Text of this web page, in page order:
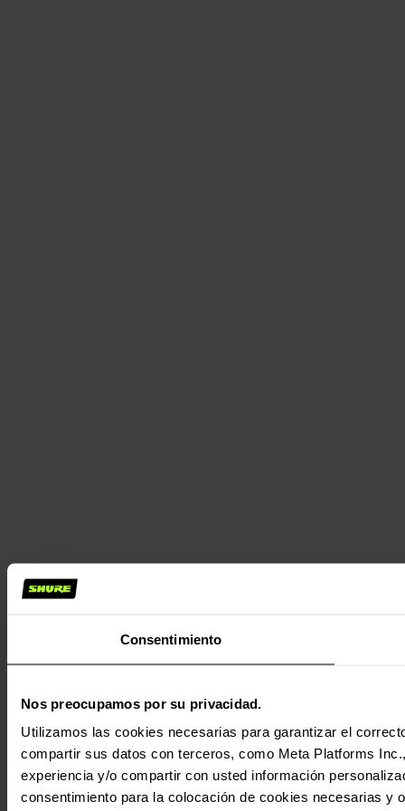
Consentimiento
Nos preocupamos por su privacidad.
Utilizamos las cookies necesarias para garantizar el
compartir sus datos con terceros, como Meta Platforms
experiencia y/o compartir con usted información
consentimiento para la colocación de cookies necesarias